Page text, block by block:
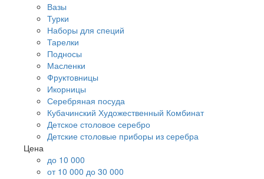
Вазы
Турки
Наборы для специй
Тарелки
Подносы
Масленки
Фруктовницы
Икорницы
Серебряная посуда
Кубачинский Художественный Комбинат
Детское столовое серебро
Детские столовые приборы из серебра
Цена
до 10 000
от 10 000 до 30 000